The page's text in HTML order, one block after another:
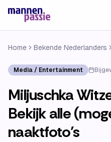
Home Bekende Nederlanders
Media / Entertainment
Miljuschka
Bekijk alle
naaktfoto’s